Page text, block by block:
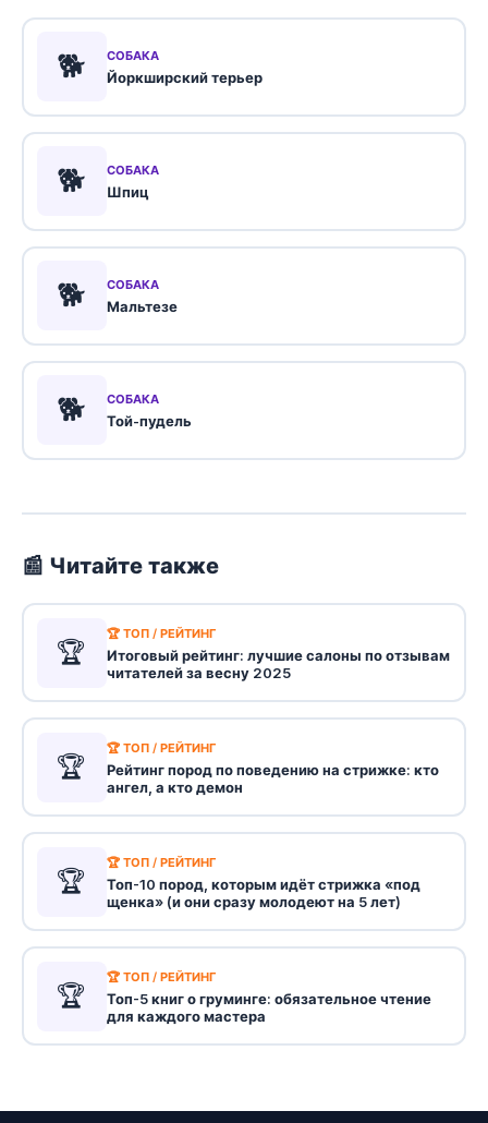
🐕 СОБАКА
Йоркширский терьер
🐕 СОБАКА
Шпиц
🐕 СОБАКА
Мальтезе
🐕 СОБАКА
Той-пудель
📰 Читайте также
🏆
🏆 ТОП / РЕЙТИНГ
Итоговый рейтинг: лучшие салоны по отзывам
читателей за весну 2025
🏆
🏆 ТОП / РЕЙТИНГ
Рейтинг пород по поведению на стрижке: кто
ангел, а кто демон
🏆
🏆 ТОП / РЕЙТИНГ
Топ-10 пород, которым идёт стрижка «под
щенка» (и они сразу молодеют на 5 лет)
🏆
🏆 ТОП / РЕЙТИНГ
Топ-5 книг о груминге: обязательное чтение
для каждого мастера